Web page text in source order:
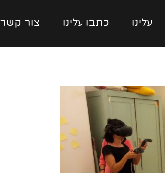
עלינו כתבו עלינו צור קשר